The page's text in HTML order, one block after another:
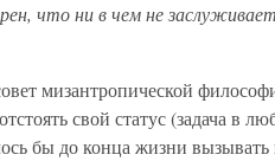
что ни в чем не
мизантропической
свой статус (задача в
бы до конца жизни вызывать